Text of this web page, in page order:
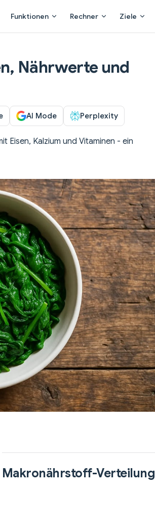
Funktionen Rechner Ziele
Nährwerte und
AI Mode Perplexity
Eisen, Kalzium und Vitaminen - ein
Makronährstoff-Verteilung